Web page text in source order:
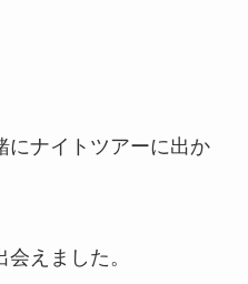
にナイトツアーに出か
えました。